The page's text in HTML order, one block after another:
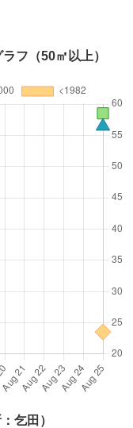
フ（50㎡以上）
乞田）